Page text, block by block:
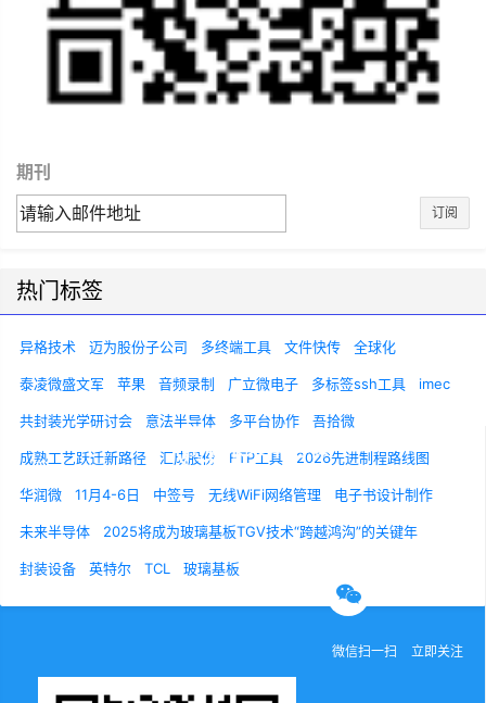
期刊
订阅
热门标签
异格技术 迈为股份子公司 多终端工具 文件快传 全球化
泰凌微盛文军 苹果 音频录制 广立微电子 多标签ssh工具 imec
共封装光学研讨会 意法半导体 多平台协作 吾拾微
成熟工艺跃迁新路径 汇成股份 FTP工具 2026先进制程路线图
华润微 11月4-6日 中签号 无线WiFi网络管理 电子书设计制作
未来半导体 2025将成为玻璃基板TGV技术“跨越鸿沟”的关键年
封装设备 英特尔 TCL 玻璃基板
微信扫一扫 立即关注